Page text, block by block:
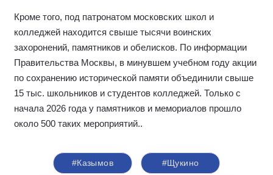
Кроме того, под патронатом московских школ и
колледжей находится свыше тысячи воинских
захоронений, памятников и обелисков. По информации
Правительства Москвы, в минувшем учебном году акции
по сохранению исторической памяти объединили свыше
15 тыс. школьников и студентов колледжей. Только с
начала 2026 года у памятников и мемориалов прошло
около 500 таких мероприятий..
#Казымов #Щукино